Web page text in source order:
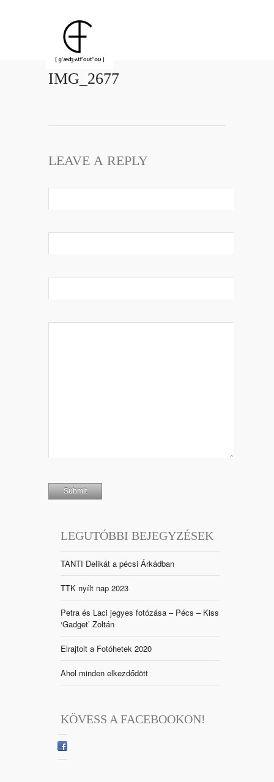
IMG_2677
LEAVE A REPLY
LEGUTÓBBI BEJEGYZÉSEK
TANTI Delikát a pécsi Árkádban
TTK nyílt nap 2023
Petra és Laci jegyes fotózása – Pécs – Kiss
‘Gadget’ Zoltán
Elrajtolt a Fotóhetek 2020
Ahol minden elkezdődött
KÖVESS A FACEBOOKON!